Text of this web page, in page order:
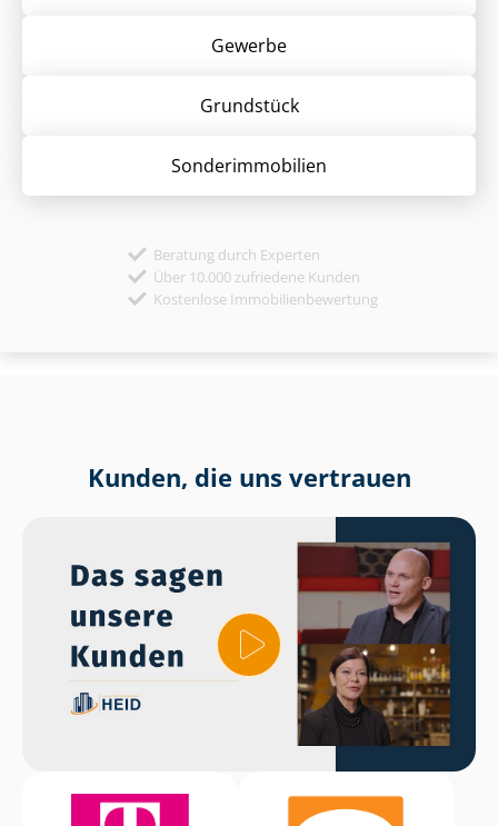
Gewerbe
Grund­stück
Sonder­immobilien
Beratung durch Experten
Über 10.000 zufriedene Kunden
Kostenlose Immobilienbewertung
Kunden, die uns vertrauen